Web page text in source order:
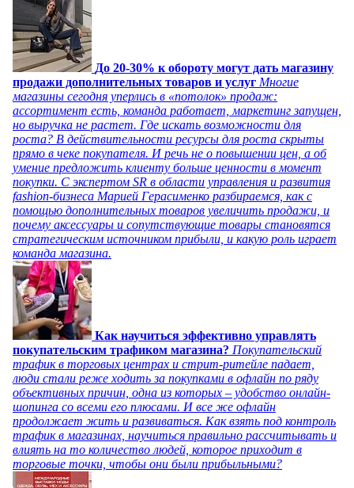
До 20-30% к обороту могут дать магазину
продажи дополнительных товаров и услуг Многие
магазины сегодня уперлись в «потолок» продаж:
ассортимент есть, команда работает, маркетинг запущен,
но выручка не растет. Где искать возможности для
роста? В действительности ресурсы для роста скрыты
прямо в чеке покупателя. И речь не о повышении цен, а об
умение предложить клиенту больше ценности в момент
покупки. С экспертом SR в области управления и развития
fashion-бизнеса Марией Герасименко разбираемся, как с
помощью дополнительных товаров увеличить продажи, и
почему аксессуары и сопутствующие товары становятся
стратегическим источником прибыли, и какую роль играет
команда магазина.
Как научиться эффективно управлять
покупательским трафиком магазина? Покупательский
трафик в торговых центрах и стрит-ритейле падает,
люди стали реже ходить за покупками в офлайн по ряду
объективных причин, одна из которых – удобство онлайн-
шопинга со всеми его плюсами. И все же офлайн
продолжает жить и развиваться. Как взять под контроль
трафик в магазинах, научиться правильно рассчитывать и
влиять на то количество людей, которое приходит в
торговые точки, чтобы они были прибыльными?